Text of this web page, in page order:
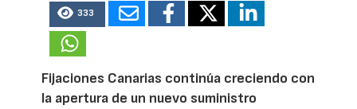
333
Fijaciones Canarias continúa creciendo con
la apertura de un nuevo suministro